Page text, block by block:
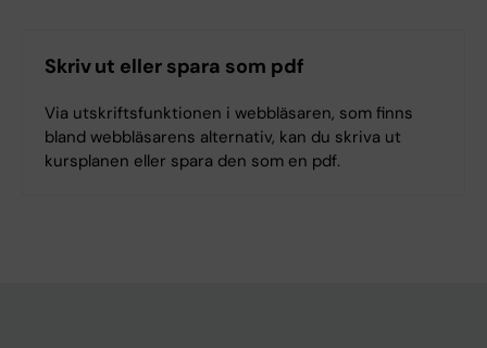
Skriv ut eller spara som pdf
Via utskriftsfunktionen i webbläsaren, som finns
bland webbläsarens alternativ, kan du skriva ut
kursplanen eller spara den som en pdf.